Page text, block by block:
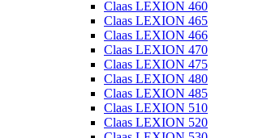
Claas LEXION 460
Claas LEXION 465
Claas LEXION 466
Claas LEXION 470
Claas LEXION 475
Claas LEXION 480
Claas LEXION 485
Claas LEXION 510
Claas LEXION 520